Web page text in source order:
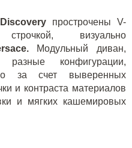
Discovery прострочены V-
визуально
Модульный диван,
разные конфигурации,
за счет выверенных
и контраста материалов
и мягких кашемировых